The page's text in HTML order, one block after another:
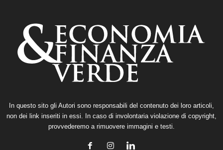
In questo sito gli Autori sono responsabili del contenuto dei loro articoli,
non dei link inseriti in essi. In caso di involontaria violazione di copyright,
provvederemo a rimuovere immagini e testi.